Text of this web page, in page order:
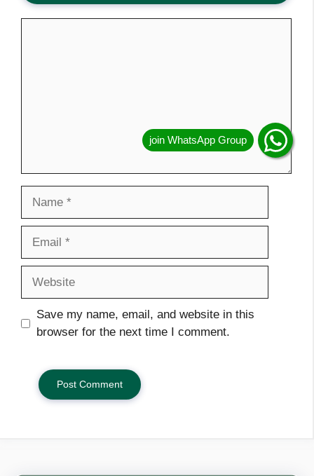
Save my name, email, and website in this
browser for the next time I comment.